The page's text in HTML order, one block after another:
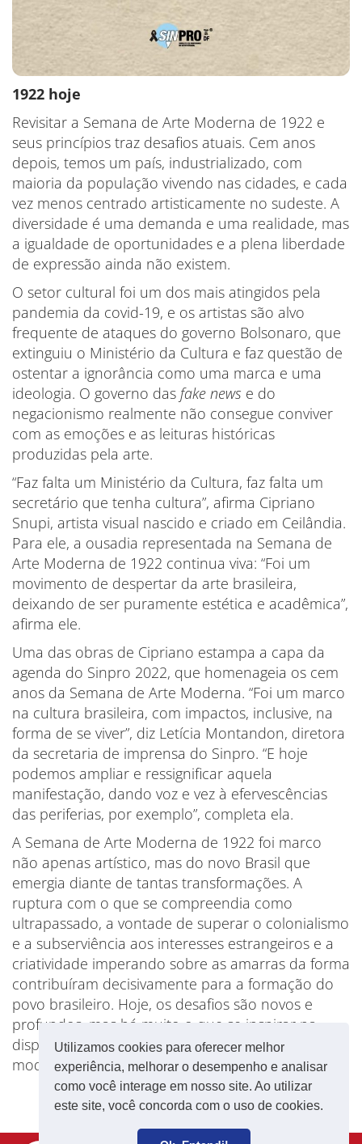
Utilizamos cookies para oferecer melhor
experiência, melhorar o desempenho e analisar
como você interage em nosso site. Ao utilizar
este site, você concorda com o uso de cookies.
1922 hoje
Revisitar a Semana de Arte Moderna de 1922 e
seus princípios traz desafios atuais. Cem anos
depois, temos um país, industrializado, com
maioria da população vivendo nas cidades, e cada
vez menos centrado artisticamente no sudeste. A
diversidade é uma demanda e uma realidade, mas
a igualdade de oportunidades e a plena liberdade
de expressão ainda não existem.
O setor cultural foi um dos mais atingidos pela
pandemia da covid-19, e os artistas são alvo
frequente de ataques do governo Bolsonaro, que
extinguiu o Ministério da Cultura e faz questão de
ostentar a ignorância como uma marca e uma
ideologia. O governo das fake news e do
negacionismo realmente não consegue conviver
com as emoções e as leituras históricas
produzidas pela arte.
“Faz falta um Ministério da Cultura, faz falta um
secretário que tenha cultura”, afirma Cipriano
Snupi, artista visual nascido e criado em Ceilândia.
Para ele, a ousadia representada na Semana de
Arte Moderna de 1922 continua viva: “Foi um
movimento de despertar da arte brasileira,
deixando de ser puramente estética e acadêmica”,
afirma ele.
Uma das obras de Cipriano estampa a capa da
agenda do Sinpro 2022, que homenageia os cem
anos da Semana de Arte Moderna. “Foi um marco
na cultura brasileira, com impactos, inclusive, na
forma de se viver”, diz Letícia Montandon, diretora
da secretaria de imprensa do Sinpro. “E hoje
podemos ampliar e ressignificar aquela
manifestação, dando voz e vez à efervescências
das periferias, por exemplo”, completa ela.
A Semana de Arte Moderna de 1922 foi marco
não apenas artístico, mas do novo Brasil que
emergia diante de tantas transformações. A
ruptura com o que se compreendia como
ultrapassado, a vontade de superar o colonialismo
e a subserviência aos interesses estrangeiros e a
criatividade imperando sobre as amarras da forma
contribuíram decisivamente para a formação do
povo brasileiro. Hoje, os desafios são novos e
profundos, mas há muito o que se inspirar na
disposição para o novo tempo que os
modernistas ajudaram a fundar.